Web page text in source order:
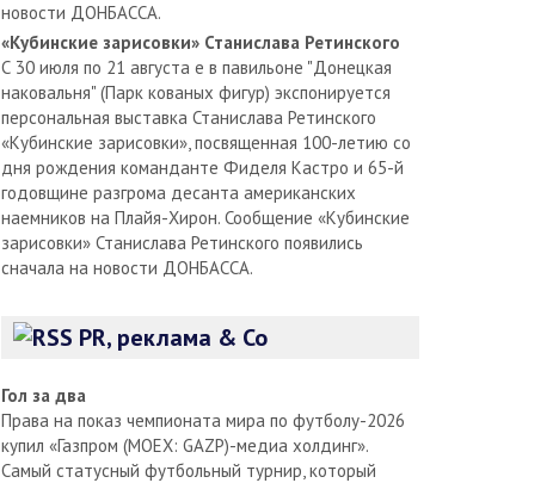
новости ДОНБАССА.
«Кубинские зарисовки» Станислава Ретинского
С 30 июля по 21 августа е в павильоне "Донецкая
наковальня" (Парк кованых фигур) экспонируется
персональная выставка Станислава Ретинского
«Кубинские зарисовки», посвященная 100-летию со
дня рождения команданте Фиделя Кастро и 65-й
годовщине разгрома десанта американских
наемников на Плайя-Хирон. Сообщение «Кубинские
зарисовки» Станислава Ретинского появились
сначала на новости ДОНБАССА.
PR, реклама & Co
Гол за два
Права на показ чемпионата мира по футболу-2026
купил «Газпром (MOEX: GAZP)-медиа холдинг».
Самый статусный футбольный турнир, который